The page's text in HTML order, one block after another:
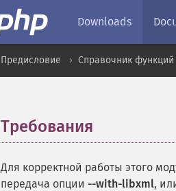
Downloads
Предисловие Справочник функций
Требования
Для корректной работы этого
передача опции --with-libxml,